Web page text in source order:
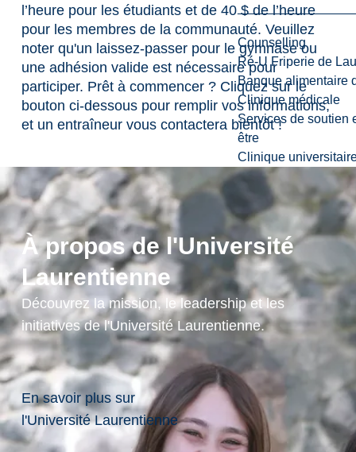
Counselling
Ré-U Friperie de
Banque alimentaire
Clinique médicale
Services de soutien
être
Clinique
À propos de l'Université
Laurentienne
Découvrez la mission, le leadership et les
initiatives de l'Université Laurentienne.
En savoir plus sur
l'Université Laurentienne
l’heure pour les étudiants et de 40 $ de l’heure
pour les membres de la communauté. Veuillez
noter qu'un laissez-passer pour le gymnase ou
une adhésion valide est nécessaire pour
participer. Prêt à commencer ? Cliquez sur le
bouton ci-dessous pour remplir vos informations,
et un entraîneur vous contactera bientôt !
Commencez votre
demande